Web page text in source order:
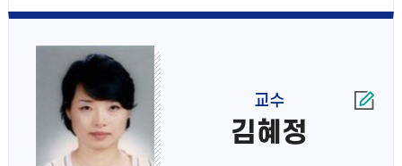
교수
김혜정